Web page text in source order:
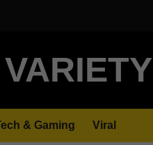
& Gaming Viral